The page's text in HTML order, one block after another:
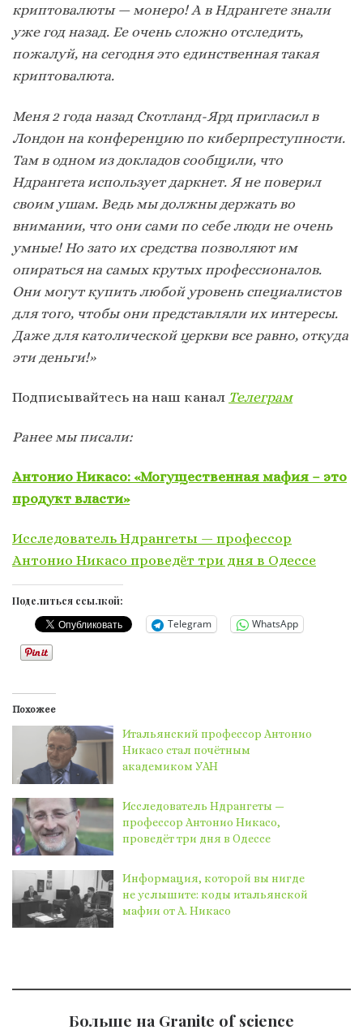
криптовалюты — монеро! А в Ндрангете знали
уже год назад. Ее очень сложно отследить,
пожалуй, на сегодня это единственная такая
криптовалюта.
Меня 2 года назад Скотланд-Ярд пригласил в
Лондон на конференцию по киберпреступности.
Там в одном из докладов сообщили, что
Ндрангета использует даркнет. Я не поверил
своим ушам. Ведь мы должны держать во
внимании, что они сами по себе люди не очень
умные! Но зато их средства позволяют им
опираться на самых крутых профессионалов.
Они могут купить любой уровень специалистов
для того, чтобы они представляли их интересы.
Даже для католической церкви все равно, откуда
эти деньги!»
Подписывайтесь на наш канал Телеграм
Ранее мы писали:
Антонио Никасо: «Могущественная мафия – это
продукт власти»
Исследователь Ндрангеты — профессор
Антонио Никасо проведёт три дня в Одессе
Поделиться ссылкой:
Telegram WhatsApp
Похожее
Итальянский профессор Антонио
Никасо стал почётным
академиком УАН
Исследователь Ндрангеты —
профессор Антонио Никасо,
проведёт три дня в Одессе
Информация, которой вы нигде
не услышите: коды итальянской
мафии от А. Никасо
Больше на Granite of science